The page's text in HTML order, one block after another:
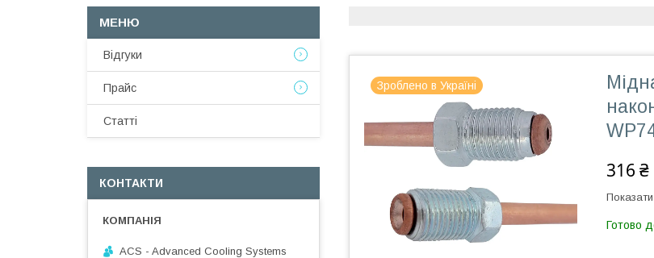
Зроблено в Україні
316 ₴
Показати
Готово
Відгуки
Прайс
Статті
КОНТАКТИ
ACS - Advanced Cooling Systems